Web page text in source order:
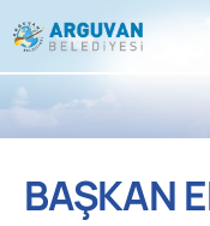
BAŞKAN